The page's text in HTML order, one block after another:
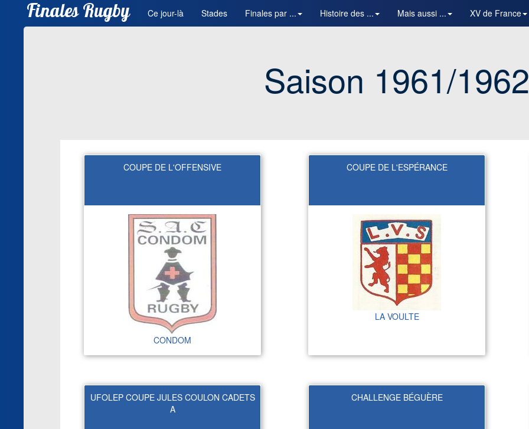
Finales Rugby Ce jour-là Stades Finales par ... Histoire des ... Mais aussi ... XV de France
Saison 1961/1962
COUPE DE L'OFFENSIVE
CONDOM
COUPE DE L'ESPÉRANCE
LA VOULTE
UFOLEP COUPE JULES COULON CADETS
A
CHALLENGE BÉGUÈRE